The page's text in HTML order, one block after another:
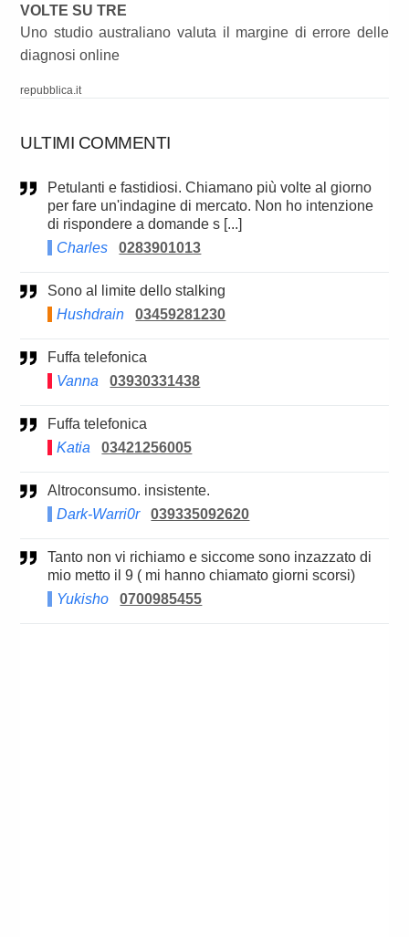
VOLTE SU TRE
Uno studio australiano valuta il margine di errore delle
diagnosi online
repubblica.it
ULTIMI COMMENTI
Petulanti e fastidiosi. Chiamano più volte al giorno
per fare un'indagine di mercato. Non ho intenzione
di rispondere a domande s [...]
Charles
0283901013
Sono al limite dello stalking
Hushdrain
03459281230
Fuffa telefonica
Vanna
03930331438
Fuffa telefonica
Katia
03421256005
Altroconsumo. insistente.
Dark-Warri0r
039335092620
Tanto non vi richiamo e siccome sono inzazzato di
mio metto il 9 ( mi hanno chiamato giorni scorsi)
Yukisho
0700985455